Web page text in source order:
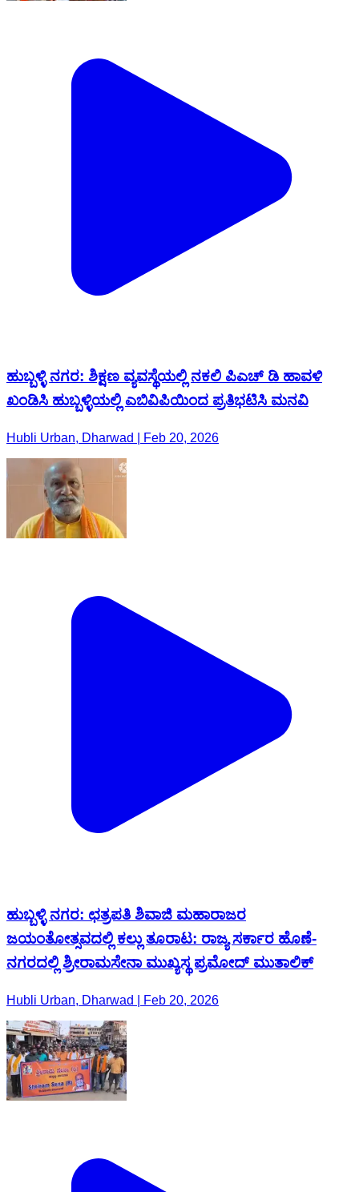
ಹುಬ್ಬಳ್ಳಿ ನಗರ: ಶಿಕ್ಷಣ ವ್ಯವಸ್ಥೆಯಲ್ಲಿ ನಕಲಿ ಪಿಎಚ್ ಡಿ ಹಾವಳಿ
ಖಂಡಿಸಿ ಹುಬ್ಬಳ್ಳಿಯಲ್ಲಿ ಎಬಿವಿಪಿಯಿಂದ ಪ್ರತಿಭಟಿಸಿ ಮನವಿ
Hubli Urban, Dharwad | Feb 20, 2026
ಹುಬ್ಬಳ್ಳಿ ನಗರ: ಛತ್ರಪತಿ ಶಿವಾಜಿ ಮಹಾರಾಜರ
ಜಯಂತೋತ್ಸವದಲ್ಲಿ ಕಲ್ಲು ತೂರಾಟ: ರಾಜ್ಯ ಸರ್ಕಾರ ಹೊಣೆ-
ನಗರದಲ್ಲಿ ಶ್ರೀರಾಮಸೇನಾ ಮುಖ್ಯಸ್ಥ ಪ್ರಮೋದ್ ಮುತಾಲಿಕ್
Hubli Urban, Dharwad | Feb 20, 2026